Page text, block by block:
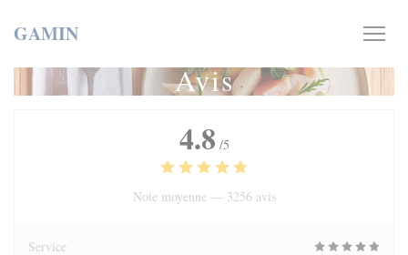
GAMIN
Avis
4.8 /5
Note moyenne — 3256 avis
Service